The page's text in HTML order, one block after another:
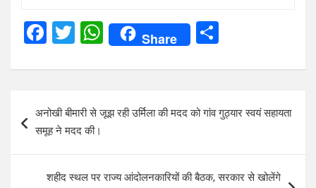
F
ce
b
o
o
k
T
tt
er
W
h
at
A
p
Share
ar
navigation
अनोखी बीमारी से जूझ रही उर्मिला की मदद को गांव गुठ्यार स्वयं सहायता
समूह ने मदद की।
शहीद स्थल पर राज्य आंदोलनकारियों की बैठक, सरकार से खोलेंगे